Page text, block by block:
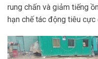
rung chấn và giảm tiếng
hạn chế tác động tiêu cực